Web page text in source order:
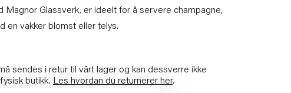
Magnor Glassverk, er ideelt for å servere champagne,
en vakker blomst eller telys.
sendes i retur til vårt lager og kan dessverre ikke
butikk. Les hvordan du returnerer her.